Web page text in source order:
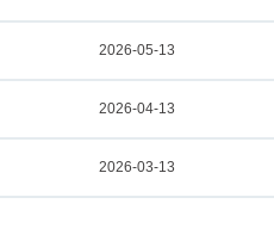
2026-05-13
2026-04-13
2026-03-13